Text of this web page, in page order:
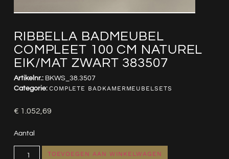
RIBBELLA BADMEUBEL
COMPLEET 100 CM NATUREL
EIK/MAT ZWART 383507
Artikelnr.: BKWS_38.3507
Categorie: COMPLETE BADKAMERMEUBELSETS
€ 1.052,69
Aantal
TOEVOEGEN AAN WINKELWAGEN